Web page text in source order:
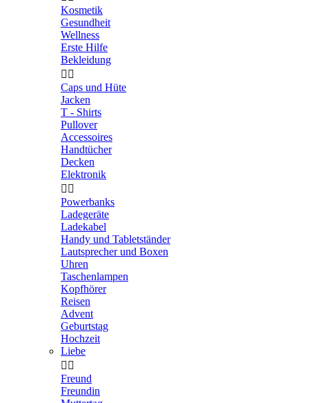
Kosmetik
Gesundheit
Wellness
Erste Hilfe
Bekleidung
 
Caps und Hüte
Jacken
T - Shirts
Pullover
Accessoires
Handtücher
Decken
Elektronik
 
Powerbanks
Ladegeräte
Ladekabel
Handy und Tabletständer
Lautsprecher und Boxen
Uhren
Taschenlampen
Kopfhörer
Reisen
Advent
Geburtstag
Hochzeit
Liebe
 
Freund
Freundin